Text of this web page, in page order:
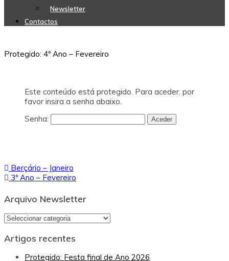
Newsletter
Contactos
Protegido: 4º Ano – Fevereiro
Este conteúdo está protegido. Para aceder, por
favor insira a senha abaixo.
Senha:
Navegação
de
artigos
Berçário – Janeiro
3º Ano – Fevereiro
Arquivo Newsletter
Arquivo
Artigos recentes
Protegido: Festa final de Ano 2026